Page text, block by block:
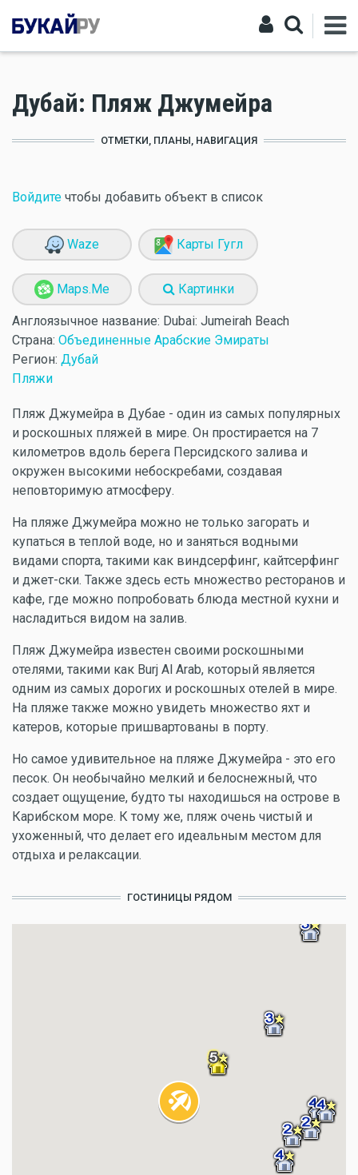
Дубай: Пляж Джумейра
ОТМЕТКИ, ПЛАНЫ, НАВИГАЦИЯ
Войдите чтобы добавить объект в список
Waze Карты Гугл
Maps.Me Картинки
Англоязычное название: Dubai: Jumeirah Beach
Страна: Объединенные Арабские Эмираты
Регион: Дубай
Пляжи
Пляж Джумейра в Дубае - один из самых популярных
и роскошных пляжей в мире. Он простирается на 7
километров вдоль берега Персидского залива и
окружен высокими небоскребами, создавая
неповторимую атмосферу.
На пляже Джумейра можно не только загорать и
купаться в теплой воде, но и заняться водными
видами спорта, такими как виндсерфинг, кайтсерфинг
и джет-ски. Также здесь есть множество ресторанов и
кафе, где можно попробовать блюда местной кухни и
насладиться видом на залив.
Пляж Джумейра известен своими роскошными
отелями, такими как Burj Al Arab, который является
одним из самых дорогих и роскошных отелей в мире.
На пляже также можно увидеть множество яхт и
катеров, которые пришвартованы в порту.
Но самое удивительное на пляже Джумейра - это его
песок. Он необычайно мелкий и белоснежный, что
создает ощущение, будто ты находишься на острове в
Карибском море. К тому же, пляж очень чистый и
ухоженный, что делает его идеальным местом для
отдыха и релаксации.
ГОСТИНИЦЫ РЯДОМ